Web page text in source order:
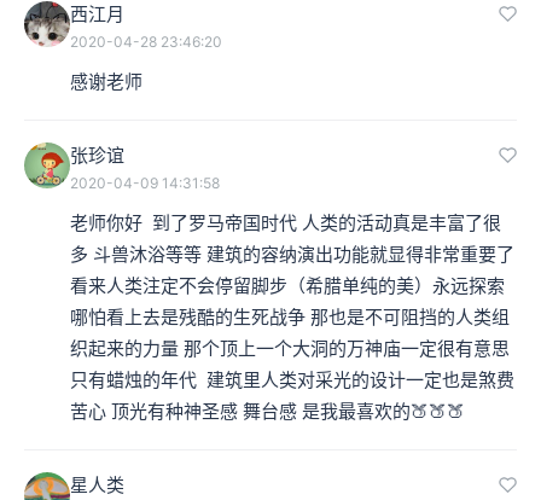
西江月
2020-04-28 23:46:20
感谢老师
张珍谊
2020-04-09 14:31:58
老师你好  到了罗马帝国时代 人类的活动真是丰富了很
多 斗兽沐浴等等 建筑的容纳演出功能就显得非常重要了
看来人类注定不会停留脚步（希腊单纯的美）永远探索
哪怕看上去是残酷的生死战争 那也是不可阻挡的人类组
织起来的力量 那个顶上一个大洞的万神庙一定很有意思
只有蜡烛的年代  建筑里人类对采光的设计一定也是煞费
苦心 顶光有种神圣感 舞台感 是我最喜欢的🍑🍑🍑
星人类